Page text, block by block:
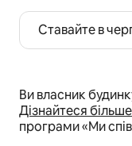
Ставайте в
Ви власник
Дізнайтеся більше
програми «Ми